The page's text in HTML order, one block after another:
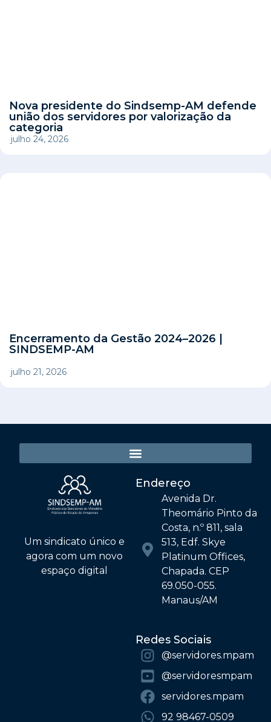
Nova presidente do Sindsemp-AM defende
união dos servidores por valorização da
categoria
julho 24, 2026
Encerramento da Gestão 2024–2026 |
SINDSEMP-AM
julho 21, 2026
Um sindicato único e
agora com um novo
espaço digital
Endereço
Avenida Dr.
Theomário Pinto da
Costa, n.º 811, sala
513, Edf. Skye
Platinum Offices,
Chapada. CEP
69.050-055.
Manaus/AM
Redes Sociais
@‌servidores.mpam
@‌servidoresmpam
servidores.mpam
92 98467-0509